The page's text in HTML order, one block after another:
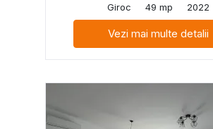
Giroc
49 mp 2022
Vezi mai multe detalii